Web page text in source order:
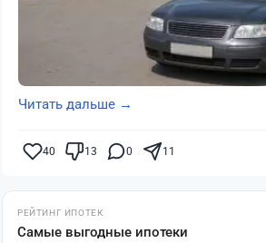
Читать дальше →
40 13 0 11
РЕЙТИНГ ИПОТЕК
Самые выгодные ипотеки